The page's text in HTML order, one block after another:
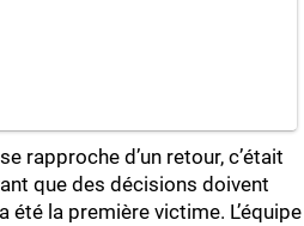
rapproche d’un retour, c’était
que des décisions doivent
été la première victime. L’équipe